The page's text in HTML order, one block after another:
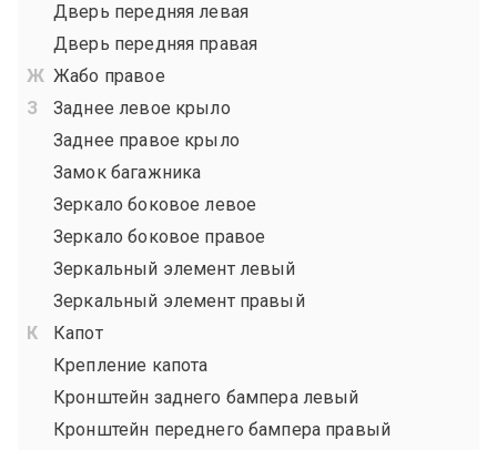
Дверь передняя левая
Дверь передняя правая
Жабо правое
Заднее левое крыло
Заднее правое крыло
Замок багажника
Зеркало боковое левое
Зеркало боковое правое
Зеркальный элемент левый
Зеркальный элемент правый
Капот
Крепление капота
Кронштейн заднего бампера левый
Кронштейн переднего бампера правый